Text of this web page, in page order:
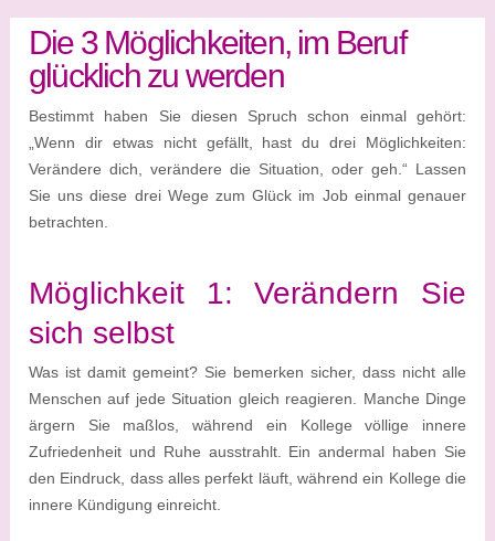
Die 3 Möglichkeiten, im Beruf
glücklich zu werden
Bestimmt haben Sie diesen Spruch schon einmal gehört:
„Wenn dir etwas nicht gefällt, hast du drei Möglichkeiten:
Verändere dich, verändere die Situation, oder geh.“ Lassen
Sie uns diese drei Wege zum Glück im Job einmal genauer
betrachten.
Möglichkeit 1: Verändern Sie
sich selbst
Was ist damit gemeint? Sie bemerken sicher, dass nicht alle
Menschen auf jede Situation gleich reagieren. Manche Dinge
ärgern Sie maßlos, während ein Kollege völlige innere
Zufriedenheit und Ruhe ausstrahlt. Ein andermal haben Sie
den Eindruck, dass alles perfekt läuft, während ein Kollege die
innere Kündigung einreicht.